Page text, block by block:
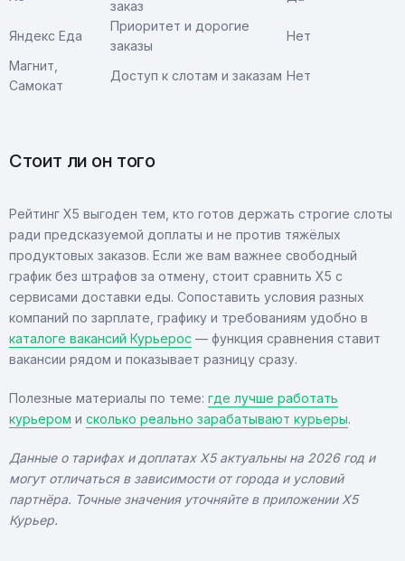
заказ
Яндекс Еда
Приоритет и дорогие
заказы
Нет
Магнит,
Самокат
Доступ к слотам и заказам Нет
Стоит ли он того
Рейтинг X5 выгоден тем, кто готов держать строгие слоты
ради предсказуемой доплаты и не против тяжёлых
продуктовых заказов. Если же вам важнее свободный
график без штрафов за отмену, стоит сравнить X5 с
сервисами доставки еды. Сопоставить условия разных
компаний по зарплате, графику и требованиям удобно в
каталоге вакансий Курьерос — функция сравнения ставит
вакансии рядом и показывает разницу сразу.
Полезные материалы по теме: где лучше работать
курьером и сколько реально зарабатывают курьеры.
Данные о тарифах и доплатах X5 актуальны на 2026 год и
могут отличаться в зависимости от города и условий
партнёра. Точные значения уточняйте в приложении X5
Курьер.